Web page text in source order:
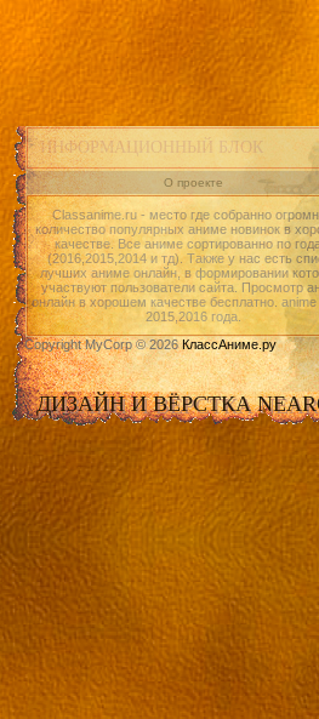
ИНФОРМАЦИОННЫЙ БЛОК
О проекте
Classanime.ru - место где собранно
количество популярных аниме новинок в
качестве. Все аниме сортированно по
(2016,2015,2014 и тд). Также у нас есть
лучших аниме онлайн, в формировании
участвуют пользователи сайта. Просмотр
онлайн в хорошем качестве бесплатно. anime
2015,2016 года.
Copyright MyCorp © 2026КлассАниме.ру
ДИЗАЙН И ВЁРСТКА